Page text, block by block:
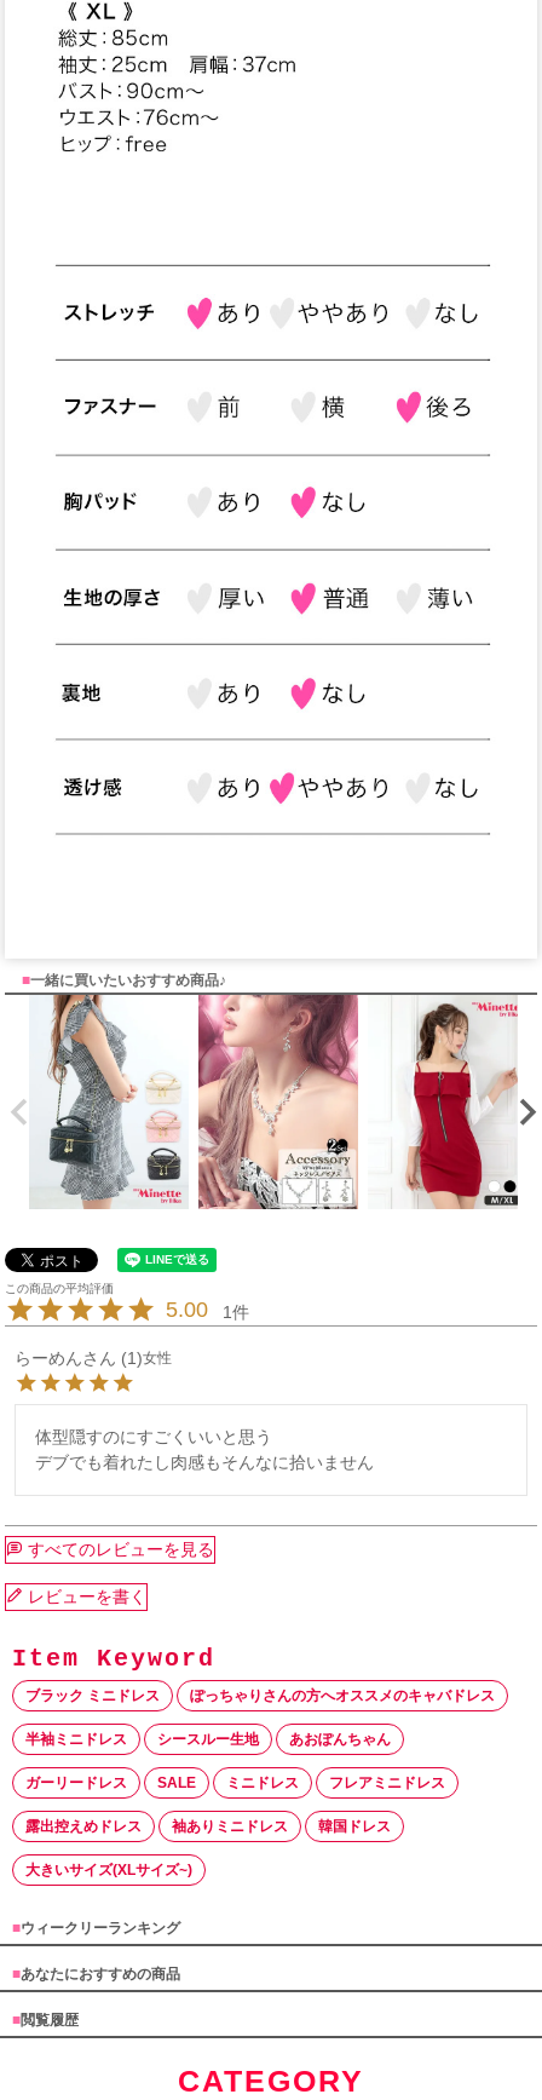
■一緒に買いたいおすすめ商品♪
5.00 1
らーめん 1 女性
体型隠すのにすごくいいと思う
すべてのレビューを見る
レビューを書く
ブラック ミニドレス ぽっちゃりさんの方へオススメのキャバドレス
半袖ミニドレス シースルー生地 あおぽんちゃん
ガーリードレス SALE ミニドレス フレアミニドレス
露出控えめドレス 袖ありミニドレス 韓国ドレス
大きいサイズ(XLサイズ~)
■ウィークリーランキング
■あなたにおすすめの商品
■閲覧履歴
CATEGORY